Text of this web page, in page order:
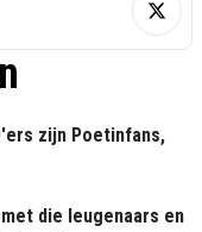
zijn Poetinfans,
die leugenaars en